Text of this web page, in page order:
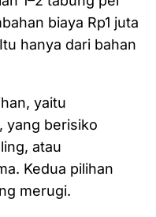
biaya Rp1 juta
hanya dari bahan
yaitu
yang berisiko
atau
Kedua pilihan
merugi.